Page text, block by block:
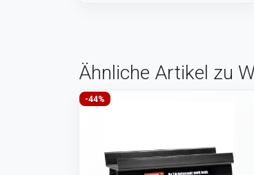
Ähnliche Artikel zu
-44%